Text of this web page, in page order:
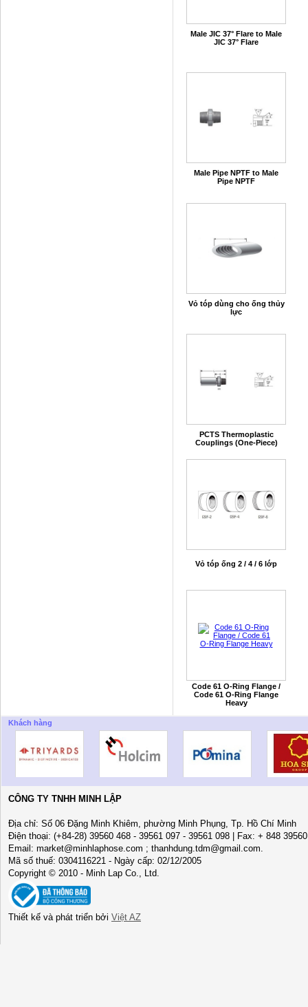
Male JIC 37° Flare to Male
JIC 37° Flare
Male Pipe NPTF to Male
Pipe NPTF
Vỏ tóp dùng cho ống thủy
lực
PCTS Thermoplastic
Couplings (One-Piece)
Vỏ tóp ống 2 / 4 / 6 lớp
Code 61 O-Ring Flange /
Code 61 O-Ring Flange
Heavy
Khách hàng
CÔNG TY TNHH MINH LẬP
Địa chỉ: Số 06 Đặng Minh Khiêm, phường Minh Phụng, Tp. Hồ Chí Minh
Điện thoại: (+84-28) 39560 468 - 39561 097 - 39561 098 | Fax: + 848
Email: market@minhlaphose.com ; thanhdung.tdm@gmail.com.
Mã số thuế: 0304116221 - Ngày cấp: 02/12/2005
Copyright © 2010 - Minh Lap Co., Ltd.
Thiết kế và phát triển bởi Việt AZ